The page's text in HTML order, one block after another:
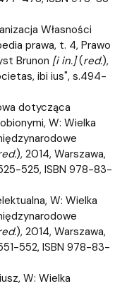
Własności
prawa, t. 4, Prawo
Brunon [i in.](red.),
ibi ius", s.494-
dotycząca
W: Wielka
), 2014, Warszawa,
525, ISBN 978-83-
W: Wielka
), 2014, Warszawa,
552, ISBN 978-83-
W: Wielka